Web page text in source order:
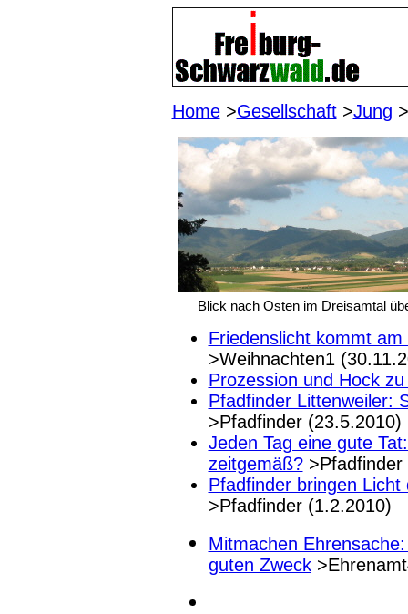
Home>Gesellschaft>Jung
Blick nach Osten im Dreisamtal
Friedenslicht kommt
>Weihnachten1
Prozession und Hock
Pfadfinder Littenweiler:
>Pfadfinder (23.5.2010)
Jeden Tag eine gute
zeitgemäß?>Pfadfinder
Pfadfinder bringen
>Pfadfinder (1.2.2010)
Mitmachen
guten Zweck